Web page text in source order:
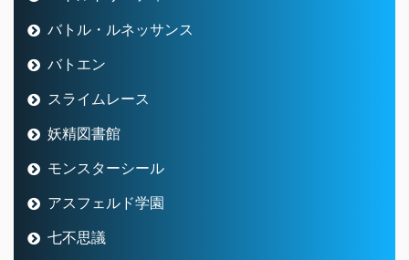
バトル・ルネッサンス
バトエン
スライムレース
妖精図書館
モンスターシール
アスフェルド学園
七不思議